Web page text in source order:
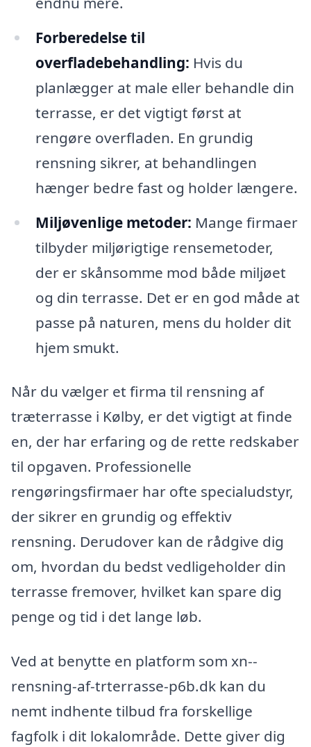
Forberedelse til
overfladebehandling: Hvis du
planlægger at male eller behandle din
terrasse, er det vigtigt først at
rengøre overfladen. En grundig
rensning sikrer, at behandlingen
hænger bedre fast og holder længere.
Miljøvenlige metoder: Mange firmaer
tilbyder miljørigtige rensemetoder,
der er skånsomme mod både miljøet
og din terrasse. Det er en god måde at
passe på naturen, mens du holder dit
hjem smukt.
Når du vælger et firma til rensning af
træterrasse i Kølby, er det vigtigt at finde
en, der har erfaring og de rette redskaber
til opgaven. Professionelle
rengøringsfirmaer har ofte specialudstyr,
der sikrer en grundig og effektiv
rensning. Derudover kan de rådgive dig
om, hvordan du bedst vedligeholder din
terrasse fremover, hvilket kan spare dig
penge og tid i det lange løb.
Ved at benytte en platform som xn--
rensning-af-trterrasse-p6b.dk kan du
nemt indhente tilbud fra forskellige
fagfolk i dit lokalområde. Dette giver dig